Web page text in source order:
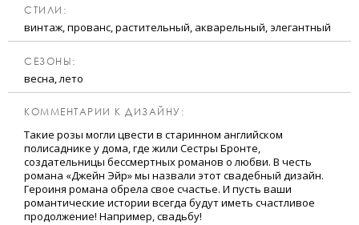
CТИЛИ:
винтаж, прованс, растительный, акварельный, элегантный
CЕЗОНЫ:
весна, лето
КОММЕНТАРИИ К ДИЗАЙНУ:
Такие розы могли цвести в старинном английском
полисаднике у дома, где жили Сестры Бронте,
создательницы бессмертных романов о любви. В честь
романа «Джейн Эйр» мы назвали этот свадебный дизайн.
Героиня романа обрела свое счастье. И пусть ваши
романтические истории всегда будут иметь счастливое
продолжение! Например, свадьбу!